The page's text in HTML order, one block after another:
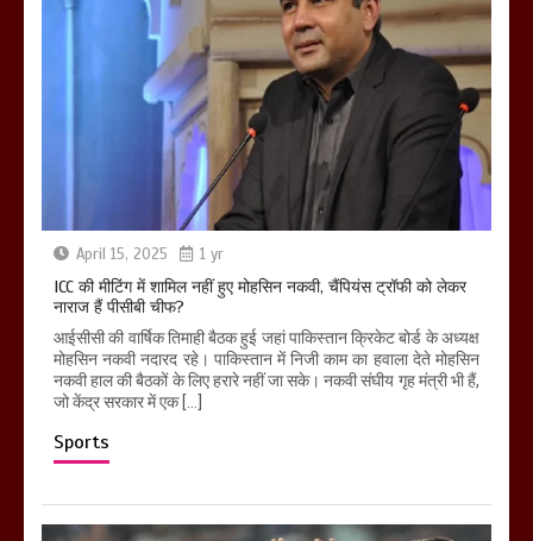
April 15, 2025 1 yr
ICC की मीटिंग में शामिल नहीं हुए मोहसिन नकवी, चैंपियंस ट्रॉफी को लेकर
नाराज हैं पीसीबी चीफ?
आईसीसी की वार्षिक तिमाही बैठक हुई जहां पाकिस्तान क्रिकेट बोर्ड के अध्यक्ष
मोहसिन नकवी नदारद रहे। पाकिस्तान में निजी काम का हवाला देते मोहसिन
नकवी हाल की बैठकों के लिए हरारे नहीं जा सके। नकवी संघीय गृह मंत्री भी हैं,
जो केंद्र सरकार में एक […]
Sports